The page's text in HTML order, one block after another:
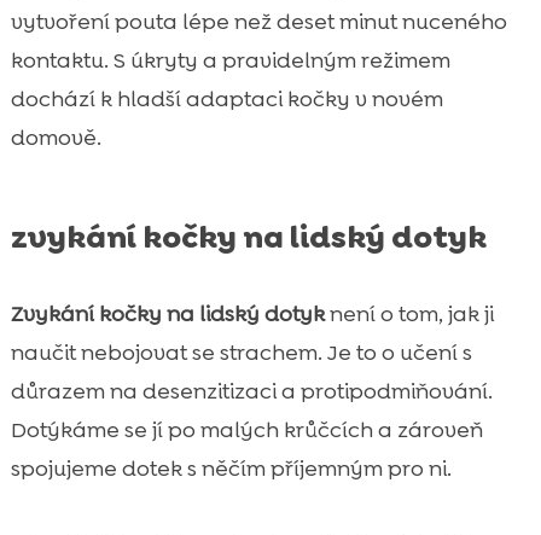
vytvoření pouta lépe než deset minut nuceného
kontaktu. S úkryty a pravidelným režimem
dochází k hladší adaptaci kočky v novém
domově.
zvykání kočky na lidský dotyk
Zvykání kočky na lidský dotyknení o tom, jak ji
naučit nebojovat se strachem. Je to o učení s
důrazem na desenzitizaci a protipodmiňování.
Dotýkáme se jí po malých krůčcích a zároveň
spojujeme dotek s něčím příjemným pro ni.